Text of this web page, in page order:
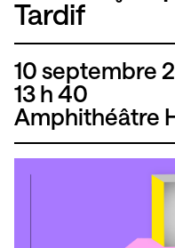
Tardif
10 septembre
13 h40
Amphithéâtre